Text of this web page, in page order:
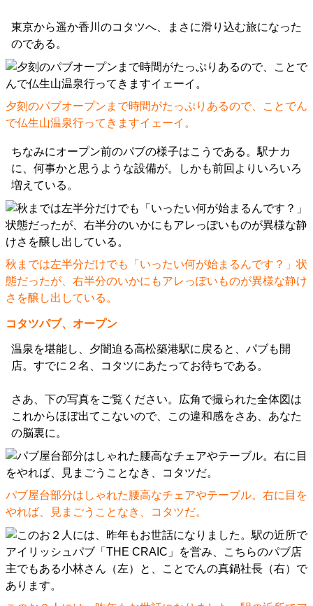
東京から遥か香川のコタツへ、まさに滑り込む旅になった
のである。
夕刻のパブオープンまで時間がたっぷりあるので、ことでん
で仏生山温泉行ってきますイェーイ。
ちなみにオープン前のパブの様子はこうである。駅ナカ
に、何事かと思うような設備が。しかも前回よりいろいろ
増えている。
秋までは左半分だけでも「いったい何が始まるんです？」状
態だったが、右半分のいかにもアレっぽいものが異様な静け
さを醸し出している。
コタツパブ、オープン
温泉を堪能し、夕闇迫る高松築港駅に戻ると、パブも開
店。すでに２名、コタツにあたってお待ちである。
さあ、下の写真をご覧ください。広角で撮られた全体図は
これからほぼ出てこないので、この違和感をさあ、あなた
の脳裏に。
パブ屋台部分はしゃれた腰高なチェアやテーブル。右に目を
やれば、見まごうことなき、コタツだ。